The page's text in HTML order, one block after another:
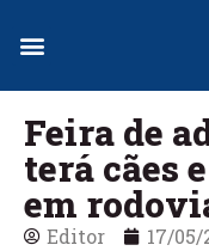
Feira de
terá cães
em
Editor 17/05/